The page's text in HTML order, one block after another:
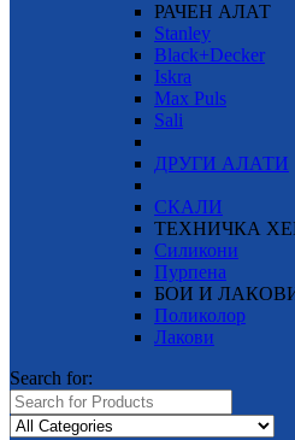
РАЧЕН АЛАТ
Stanley
Black+Decker
Iskra
Max Puls
Sali
ДРУГИ АЛАТИ
СКАЛИ
ТЕХНИЧКА
Силикони
Пурпена
БОИ И
Поликолор
Лакови
Search for: